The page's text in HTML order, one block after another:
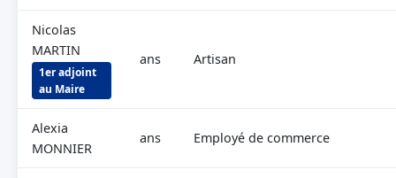
Nicolas
MARTIN
1er adjoint
au Maire
ans Artisan
Alexia
MONNIER
ans Employé de commerce